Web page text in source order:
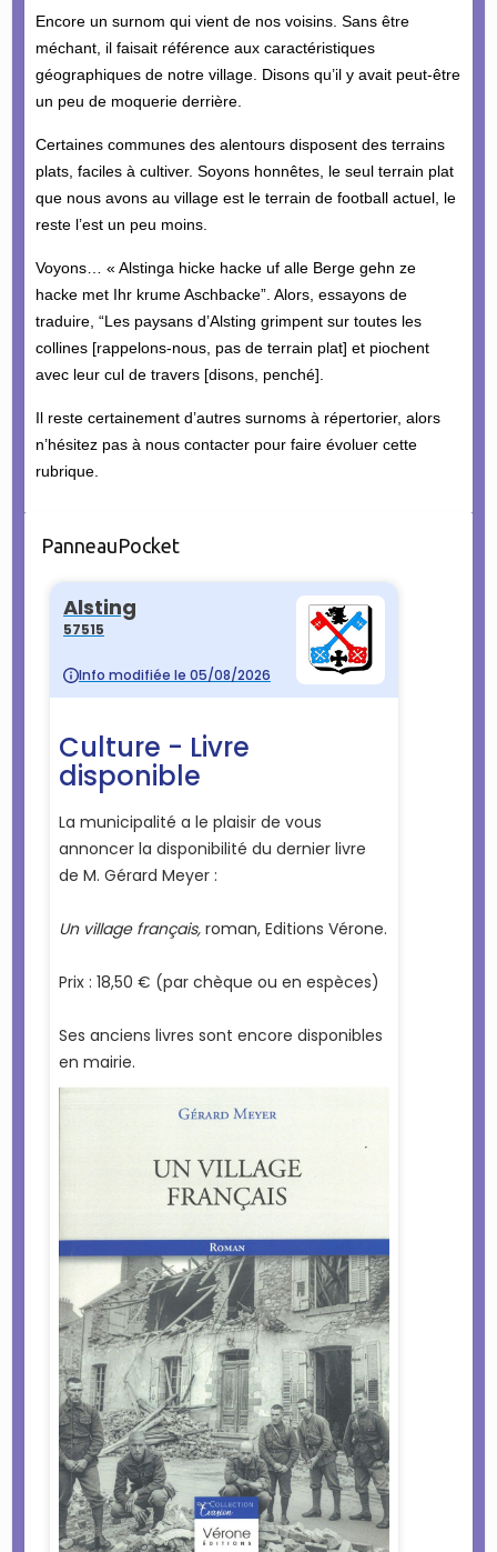
Encore un surnom qui vient de nos voisins. Sans être
méchant, il faisait référence aux caractéristiques
géographiques de notre village. Disons qu’il y avait peut-être
un peu de moquerie derrière.
Certaines communes des alentours disposent des terrains
plats, faciles à cultiver. Soyons honnêtes, le seul terrain plat
que nous avons au village est le terrain de football actuel, le
reste l’est un peu moins.
Voyons… « Alstinga hicke hacke uf alle Berge gehn ze
hacke met Ihr krume Aschbacke”. Alors, essayons de
traduire, “Les paysans d’Alsting grimpent sur toutes les
collines [rappelons-nous, pas de terrain plat] et piochent
avec leur cul de travers [disons, penché].
Il reste certainement d’autres surnoms à répertorier, alors
n’hésitez pas à nous contacter pour faire évoluer cette
rubrique.
PanneauPocket